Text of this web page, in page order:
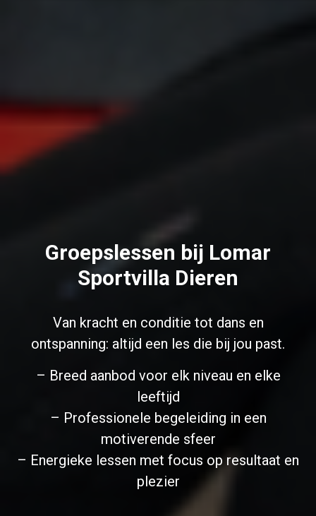
Groepslessen bij Lomar
Sportvilla Dieren
Van kracht en conditie tot dans en
ontspanning: altijd een les die bij jou past.
– Breed aanbod voor elk niveau en elke
leeftijd
– Professionele begeleiding in een
motiverende sfeer
– Energieke lessen met focus op resultaat en
plezier